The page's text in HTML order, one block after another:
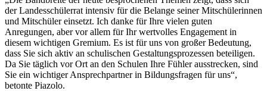
der Landesschülerrat intensiv für die Belange seiner Mitschülerinnen
und Mitschüler einsetzt. Ich danke für Ihre vielen guten
Anregungen, aber vor allem für Ihr wertvolles Engagement in
diesem wichtigen Gremium. Es ist für uns von großer Bedeutung,
dass Sie sich aktiv an schulischen Gestaltungsprozessen beteiligen.
Da Sie täglich vor Ort an den Schulen Ihre Fühler ausstrecken, sind
Sie ein wichtiger Ansprechpartner in Bildungsfragen für uns“,
betonte Piazolo.